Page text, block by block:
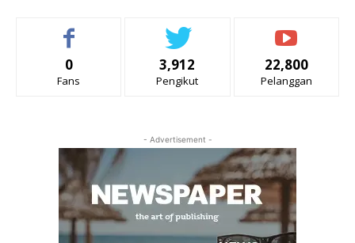
0
Fans
3,912
Pengikut
22,800
Pelanggan
- Advertisement -